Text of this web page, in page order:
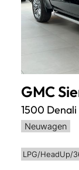
GMC
1500
Neuwagen
LPG/HeadUp/